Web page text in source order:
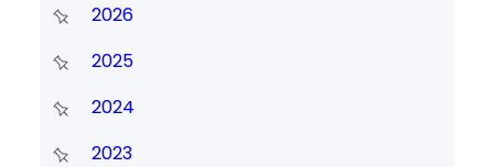
2026
2025
2024
2023